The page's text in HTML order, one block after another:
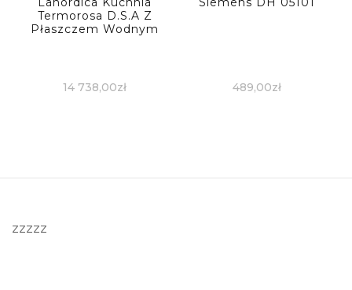
Termorosa D.S.A Z
Płaszczem Wodnym
14 738,00zł 489,00zł
zzzzz